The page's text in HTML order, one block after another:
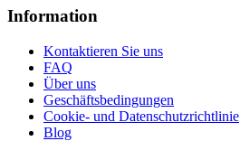
Information
Kontaktieren Sie uns
FAQ
Über uns
Geschäftsbedingungen
Cookie- und Datenschutzrichtlinie
Blog